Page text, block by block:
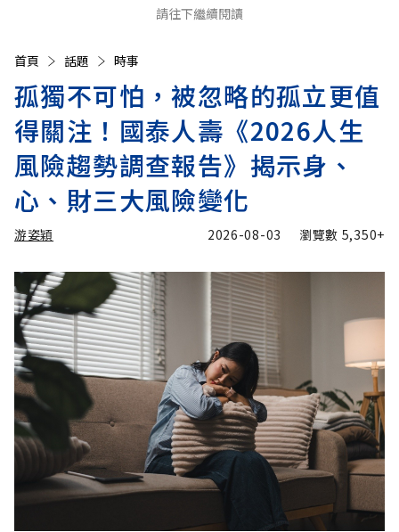
請往下繼續閱讀
首頁 話題 時事
孤獨不可怕，被忽略的孤立更值
得關注！國泰人壽《2026人生
風險趨勢調查報告》揭示身、
心、財三大風險變化
游姿穎 2026-08-03 瀏覽數 5,350+